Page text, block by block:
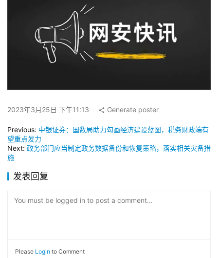
2023年3月25日 下午11:13 Generate poster
Previous: 中银证券：国数局助力勾画经济建设蓝图，税务财政端有
望重点发力
Next: 政务部门应当制定政务数据备份和恢复策略，落实相关灾备措
施
发表回复
You must be logged in to post a comment...
Please Login to Comment